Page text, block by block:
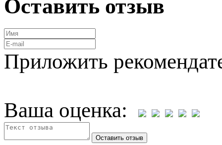
Оставить отзыв
Приложить
Ваша оценка: